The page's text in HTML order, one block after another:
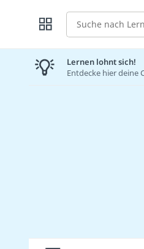
Suche
Lernen lohnt sich!
Entdecke hier deine